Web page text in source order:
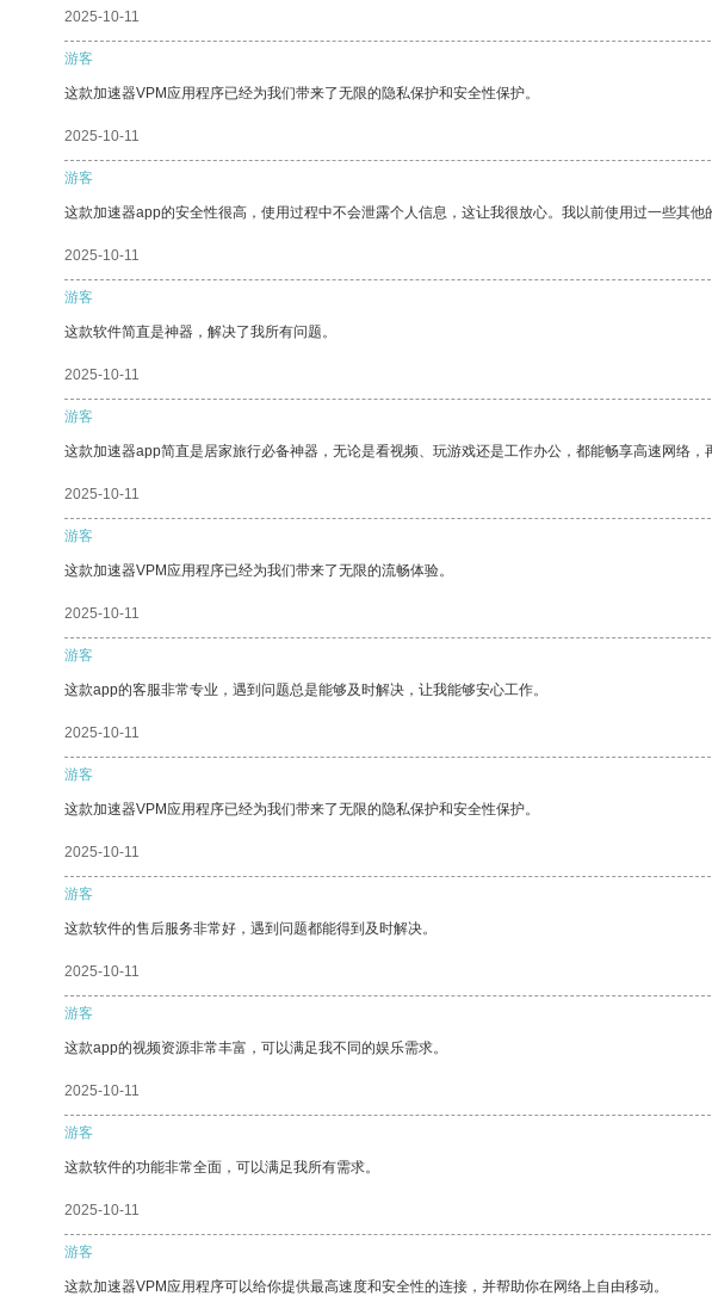
2025-10-11
游客
这款加速器VPM应用程序已经为我们带来了无限的隐私保护和安全性保护。
2025-10-11
游客
这款加速器app的安全性很高，使用过程中不会泄露个人信息，这让我很放心。我以前使用过一些其
2025-10-11
游客
这款软件简直是神器，解决了我所有问题。
2025-10-11
游客
这款加速器app简直是居家旅行必备神器，无论是看视频、玩游戏还是工作办公，都能畅享高速网络，
2025-10-11
游客
这款加速器VPM应用程序已经为我们带来了无限的流畅体验。
2025-10-11
游客
这款app的客服非常专业，遇到问题总是能够及时解决，让我能够安心工作。
2025-10-11
游客
这款加速器VPM应用程序已经为我们带来了无限的隐私保护和安全性保护。
2025-10-11
游客
这款软件的售后服务非常好，遇到问题都能得到及时解决。
2025-10-11
游客
这款app的视频资源非常丰富，可以满足我不同的娱乐需求。
2025-10-11
游客
这款软件的功能非常全面，可以满足我所有需求。
2025-10-11
游客
这款加速器VPM应用程序可以给你提供最高速度和安全性的连接，并帮助你在网络上自由移动。